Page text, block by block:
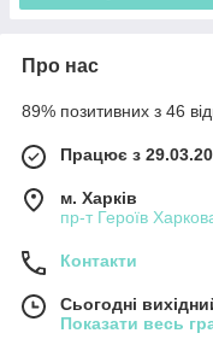
Про нас
89% позитивних з 46
Працює з
м. Харків
пр-т Героїв
Контакти
Сьогодні
Показати весь